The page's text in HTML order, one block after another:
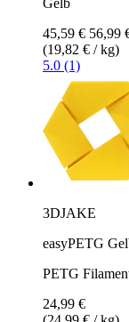
45,59 € 56,99
(19,82 € / kg)
5.0 (1)
3DJAKE
easyPETG
PETG
24,99 €